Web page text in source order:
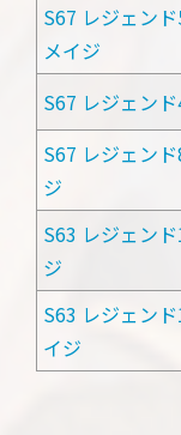
S67 レジェン
メイジ
S67 レジェン
S67 レジェン
ジ
S63 レジェン
ジ
S63 レジェン
イジ